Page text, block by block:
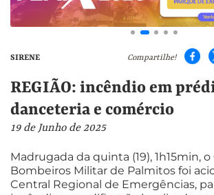
SIRENE Compartilhe!
REGIÃO: incêndio em
danceteria e comércio
19 de Junho de 2025
Madrugada da quinta (19), 1h15min,
Bombeiros Militar de Palmitos foi
Central Regional de Emergências,